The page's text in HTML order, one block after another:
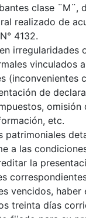
clase ¨M¨,
realizado de
4132.
irregularidades
vinculados
(inconvenientes
de
omisión
etc.
patrimoniales
a las
la
vencidos, haber
treinta días